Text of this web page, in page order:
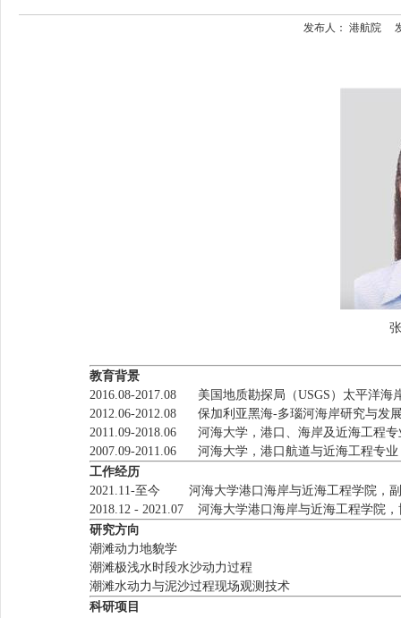
发布人： 港航院
教育背景
2016.08-2017.08 美国地质勘探局（USGS）太平洋
2012.06-2012.08 保加利亚黑海-多瑙河海岸研究与发
2011.09-2018.06 河海大学，港口、海岸及近海工程
2007.09-2011.06 河海大学，港口航道与近海工程
工作经历
2021.11-至今 河海大学港口海岸与近海工程学院，
2018.12 - 2021.07 河海大学港口海岸与近海工程学院，
研究方向
潮滩动力地貌学
潮滩极浅水时段水沙动力过程
潮滩水动力与泥沙过程现场观测技术
科研项目